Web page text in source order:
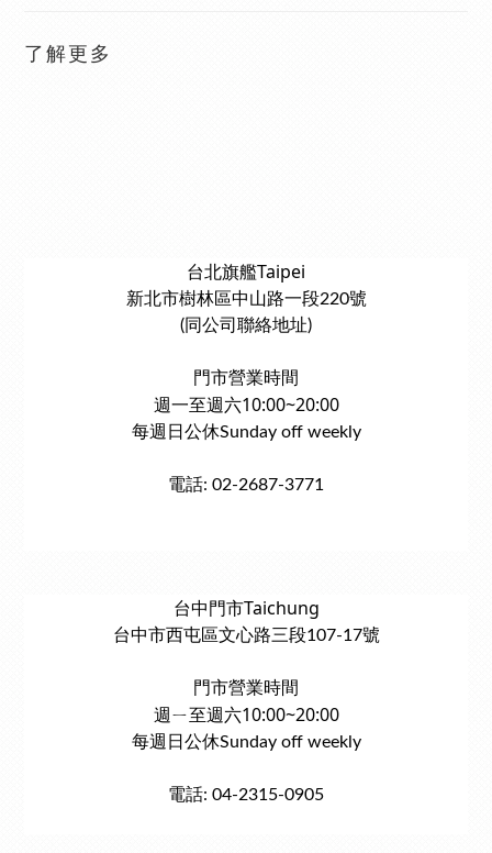
了解更多
台北旗艦Taipei
新北市樹林區中山路一段220號
(同公司聯絡地址)
門市營業時間
週一至週六10:00~20:00
每週日公休Sunday off weekly
電話: 02-2687-3771
台中門市Taichung
台中市西屯區文心路三段107-17號
門市營業時間
週ㄧ至週六10:00~20:00
每週日公休Sunday off weekly
電話: 04-2315-0905